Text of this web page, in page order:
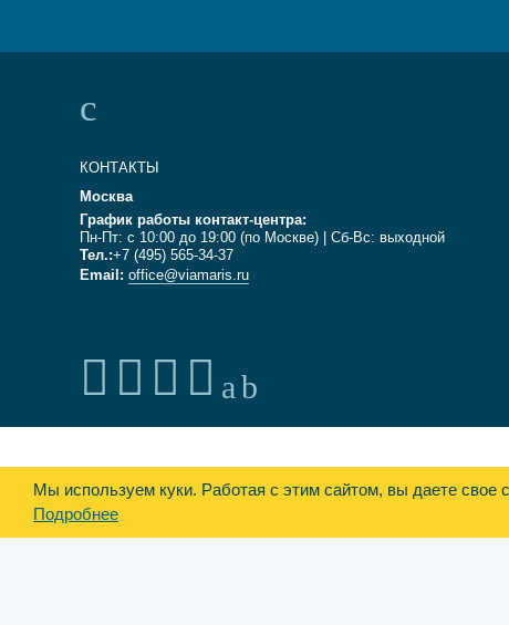
КОНТАКТЫ
Москва
График работы контакт-центра:
Пн-Пт: с 10:00 до 19:00 (по Москве) | Сб-Вс: выходной
Тел.:+7 (495) 565-34-37
Email: office@viamaris.ru
Мы используем куки. Работая с этим сайтом, вы даете свое
Подробнее